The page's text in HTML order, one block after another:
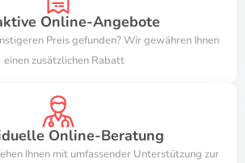
Online-Angebote
Preis gefunden? Wir gewähren Ihnen
einen zusätzlichen Rabatt
Online-Beratung
Ihnen mit umfassender Unterstützung zur